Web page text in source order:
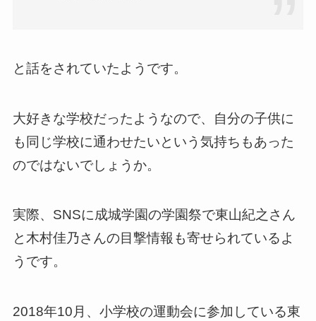
と話をされていたようです。
大好きな学校だったようなので、自分の子供に
も同じ学校に通わせたいという気持ちもあった
のではないでしょうか。
実際、SNSに成城学園の学園祭で東山紀之さん
と木村佳乃さんの目撃情報も寄せられているよ
うです。
2018年10月、小学校の運動会に参加している東